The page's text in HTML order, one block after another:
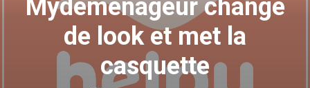
Mydemenageur change
de look et met la
casquette